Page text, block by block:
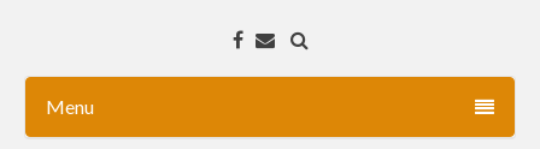
Menu